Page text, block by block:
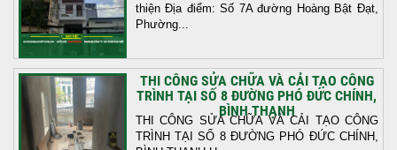
thiện Địa điểm: Số 7A đường Hoàng Bật Đạt,
Phường...
THI CÔNG SỬA CHỮA VÀ CẢI TẠO CÔNG
TRÌNH TẠI SỐ 8 ĐƯỜNG PHÓ ĐỨC CHÍNH,
BÌNH THẠNH
THI CÔNG SỬA CHỮA VÀ CẢI TẠO CÔNG
TRÌNH TẠI SỐ 8 ĐƯỜNG PHÓ ĐỨC CHÍNH,